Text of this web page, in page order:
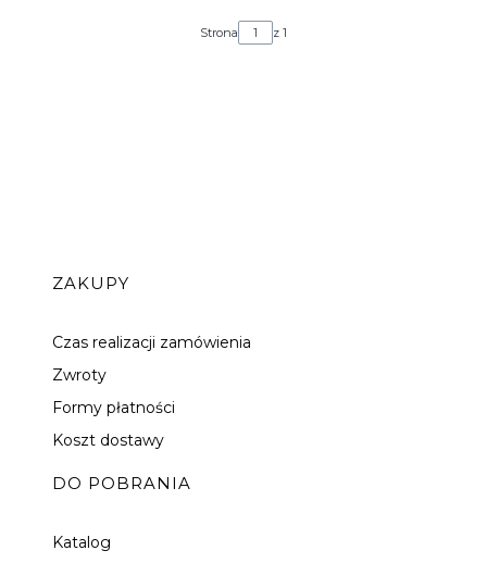
Strona z 1
Linki w stopce
ZAKUPY
Czas realizacji zamówienia
Zwroty
Formy płatności
Koszt dostawy
DO POBRANIA
Katalog